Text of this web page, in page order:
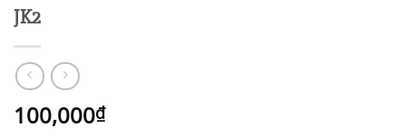
JK2
100,000₫